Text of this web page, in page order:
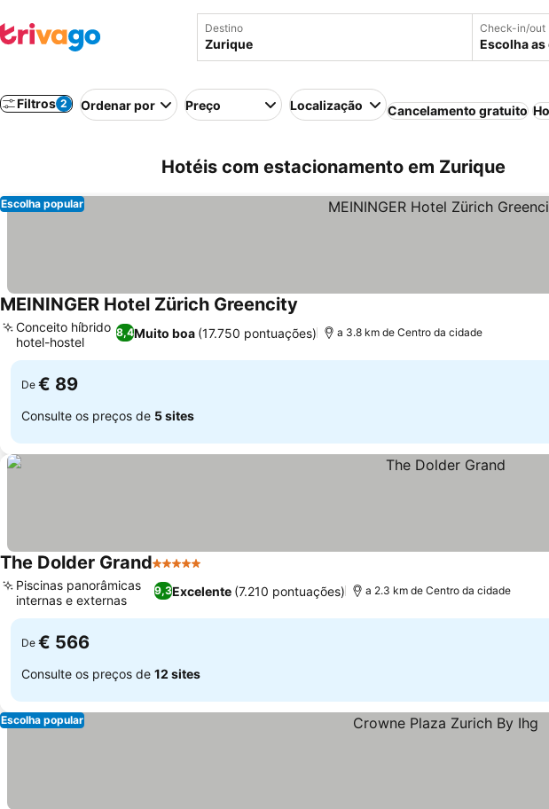
Destino Check-in/out
Escolha as
Filtros 2 Ordenar por Preço Localização Cancelamento gratuito
Hotéis com estacionamento em Zurique
Escolha popular
MEININGER Hotel Zürich Greencity
8,4Muito boa (17.750 pontuações)
Conceito híbrido
hotel-hostel
a 3.8 km de Centro da cidade
De € 89
Consulte os preços de 5 sites
The Dolder Grand5 Estrelas
9,3Excelente (7.210 pontuações)
Piscinas panorâmicas
internas e externas
a 2.3 km de Centro da cidade
De € 566
Consulte os preços de 12 sites
Escolha popular